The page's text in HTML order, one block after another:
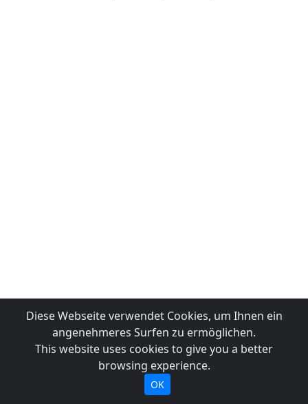
Diese Webseite verwendet Cookies, um Ihnen ein
angenehmeres Surfen zu ermöglichen.
This website uses cookies to give you a better
browsing experience.
OK